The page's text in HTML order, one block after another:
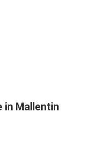
in Mallentin